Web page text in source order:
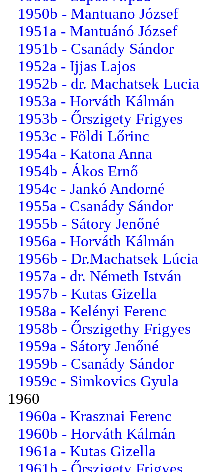
1950b - Mantuano József
1951a - Mantuánó József
1951b - Csanády Sándor
1952a - Ijjas Lajos
1952b - dr. Machatsek Lucia
1953a - Horváth Kálmán
1953b - Őrszigety Frigyes
1953c - Földi Lőrinc
1954a - Katona Anna
1954b - Ákos Ernő
1954c - Jankó Andorné
1955a - Csanády Sándor
1955b - Sátory Jenőné
1956a - Horváth Kálmán
1956b - Dr.Machatsek Lúcia
1957a - dr. Németh István
1957b - Kutas Gizella
1958a - Kelényi Ferenc
1958b - Őrszigethy Frigyes
1959a - Sátory Jenőné
1959b - Csanády Sándor
1959c - Simkovics Gyula
1960
1960a - Krasznai Ferenc
1960b - Horváth Kálmán
1961a - Kutas Gizella
1961b - Őrszigety Frigyes